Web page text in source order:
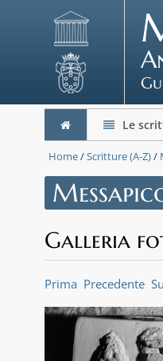
Le
Home/Scritture (A-Z)/
Galleria
Prima Precedente